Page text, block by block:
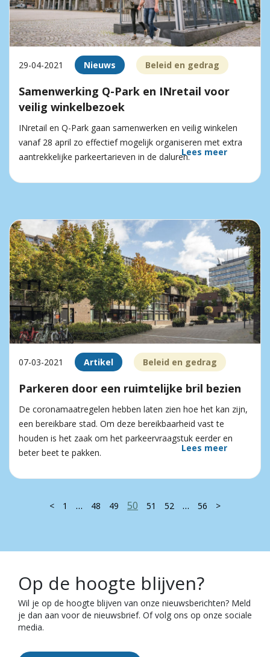
29-04-2021 Nieuws Beleid en gedrag
Samenwerking Q-Park en INretail voor
veilig winkelbezoek
INretail en Q-Park gaan samenwerken en veilig winkelen
vanaf 28 april zo effectief mogelijk organiseren met extra
aantrekkelijke parkeertarieven in de daluren.Lees meer
07-03-2021 Artikel Beleid en gedrag
Parkeren door een ruimtelijke bril bezien
De coronamaatregelen hebben laten zien hoe het kan zijn,
een bereikbare stad. Om deze bereikbaarheid vast te
houden is het zaak om het parkeervraagstuk eerder en
beter beet te pakken.
Lees meer
< 1 … 48 49 50 51 52 … 56 >
Op de hoogte blijven?
Wil je op de hoogte blijven van onze nieuwsberichten? Meld
je dan aan voor de nieuwsbrief. Of volg ons op onze sociale
media.